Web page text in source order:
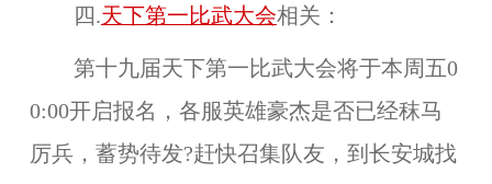
四.天下第一比武大会相关：
第十九届天下第一比武大会将于本周五0
0:00开启报名，各服英雄豪杰是否已经秣马
厉兵，蓄势待发?赶快召集队友，到长安城找